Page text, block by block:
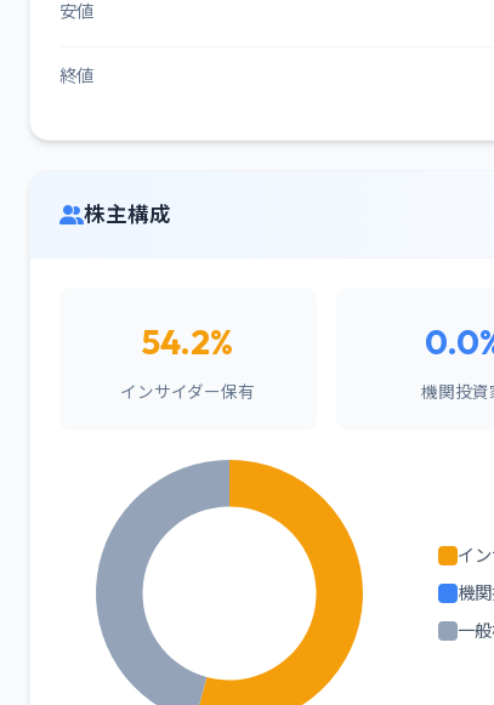
安値
終値
株主構成
54.2%
インサイダー保有 機関投資
イ
機
一